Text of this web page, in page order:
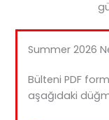
Summer 2026
Bülteni PDF
aşağıdaki